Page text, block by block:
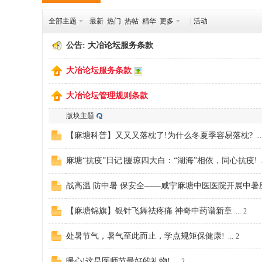
全部主题 最新 热门 热帖 精华 更多 活动
公告: 大冶论坛服务条款
大冶论坛服务条款
大冶论坛管理规则条款
版块主题
【麻塘科普】又又又落枕了!为什么冬夏季容易落枕? ...
麻塘“抗疫”日记∣援琼四大白：“湖海”相依，同心抗疫!
战高温 防中暑 保安全——咸宁麻塘中医医院开展中暑
【麻塘锦旗】银针飞舞祛疼痛 神奇中药谱新章 ... 2
处暑节气，暑气至此而止，学点规矩保健康! ... 2